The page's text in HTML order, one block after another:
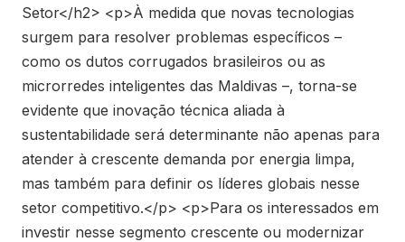
Setor</h2> <p>À medida que novas tecnologias
surgem para resolver problemas específicos –
como os dutos corrugados brasileiros ou as
microrredes inteligentes das Maldivas –, torna-se
evidente que inovação técnica aliada à
sustentabilidade será determinante não apenas para
atender à crescente demanda por energia limpa,
mas também para definir os líderes globais nesse
setor competitivo.</p> <p>Para os interessados em
investir nesse segmento crescente ou modernizar